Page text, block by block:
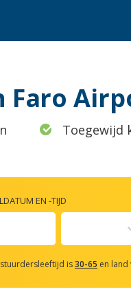
Faro
Toegewijd
EN -TIJD
is30-65 en land